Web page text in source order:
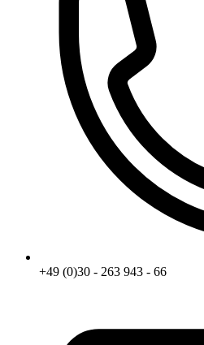
+49 (0)30 - 263 943 - 66